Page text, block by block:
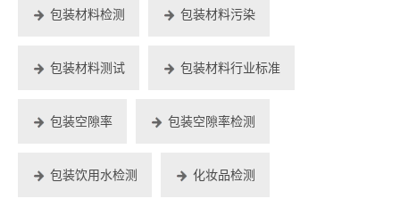
包装材料检测 包装材料污染
包装材料测试 包装材料行业标准
包装空隙率 包装空隙率检测
包装饮用水检测 化妆品检测